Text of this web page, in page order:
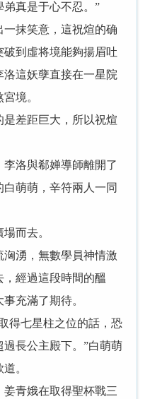
真是于心不忍。”
抹笑意，這祝煊的确
到虛将境能夠揚眉吐
這妖孽直接在一星院
境。
差距巨大，所以祝煊
洛與郗婵導師離開了
萌萌，辛符兩人一同
而去。
湧，無數學員神情激
經過這段時間的醞
充滿了期待。
七星柱之位的話，恐
長公主殿下。”白萌萌
。
青娥在取得聖杯戰三